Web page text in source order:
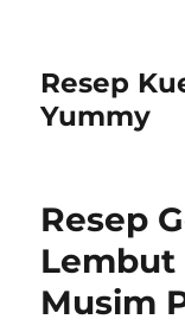
Resep
Yummy
Resep
Lembut
Musim